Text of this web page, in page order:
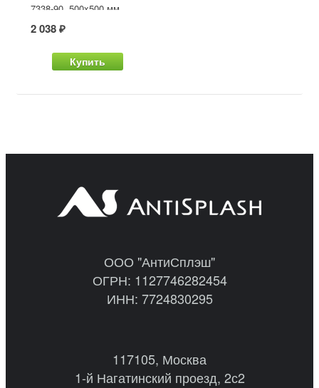
7338-90, 500x500 мм
2 038 ₽
Купить
ООО "АнтиСплэш"
ОГРН: 1127746282454
ИНН: 7724830295
117105, Москва
1-й Нагатинский проезд, 2с2